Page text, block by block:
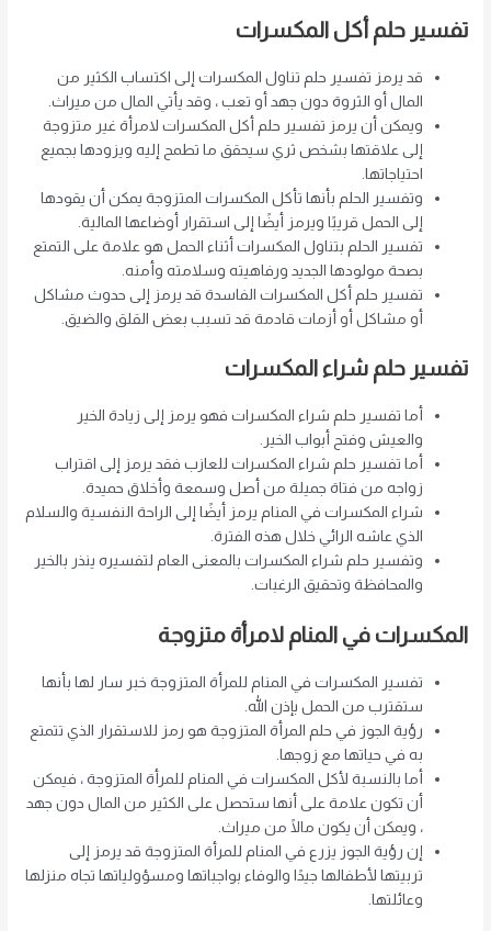
تفسير حلم أكل المكسرات
قد يرمز تفسير حلم تناول المكسرات إلى اكتساب الكثير من
المال أو الثروة دون جهد أو تعب ، وقد يأتي المال من ميراث.
ويمكن أن يرمز تفسير حلم أكل المكسرات لامرأة غير متزوجة
إلى علاقتها بشخص ثري سيحقق ما تطمح إليه ويزودها بجميع
احتياجاتها.
وتفسير الحلم بأنها تأكل المكسرات المتزوجة يمكن أن يقودها
إلى الحمل قريبًا ويرمز أيضًا إلى استقرار أوضاعها المالية.
تفسير الحلم بتناول المكسرات أثناء الحمل هو علامة على التمتع
بصحة مولودها الجديد ورفاهيته وسلامته وأمنه.
تفسير حلم أكل المكسرات الفاسدة قد يرمز إلى حدوث مشاكل
أو مشاكل أو أزمات قادمة قد تسبب بعض القلق والضيق.
تفسير حلم شراء المكسرات
أما تفسير حلم شراء المكسرات فهو يرمز إلى زيادة الخير
والعيش وفتح أبواب الخير.
أما تفسير حلم شراء المكسرات للعازب فقد يرمز إلى اقتراب
زواجه من فتاة جميلة من أصل وسمعة وأخلاق حميدة.
شراء المكسرات في المنام يرمز أيضًا إلى الراحة النفسية والسلام
الذي عاشه الرائي خلال هذه الفترة.
وتفسير حلم شراء المكسرات بالمعنى العام لتفسيره ينذر بالخير
والمحافظة وتحقيق الرغبات.
المكسرات في المنام لامرأة متزوجة
تفسير المكسرات في المنام للمرأة المتزوجة خبر سار لها بأنها
ستقترب من الحمل بإذن الله.
رؤية الجوز في حلم المرأة المتزوجة هو رمز للاستقرار الذي تتمتع
به في حياتها مع زوجها.
أما بالنسبة لأكل المكسرات في المنام للمرأة المتزوجة ، فيمكن
أن تكون علامة على أنها ستحصل على الكثير من المال دون جهد
، ويمكن أن يكون مالًا من ميراث.
إن رؤية الجوز يزرع في المنام للمرأة المتزوجة قد يرمز إلى
تربيتها لأطفالها جيدًا والوفاء بواجباتها ومسؤولياتها تجاه منزلها
وعائلتها.